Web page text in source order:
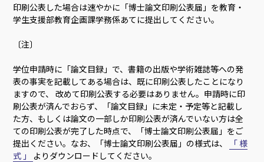
印刷公表した場合は速やかに「博士論文印刷公表届」を教育・
学生支援部教育企画課学務係あてに提出してください。
〔注〕
学位申請時に「論文目録」で、書籍の出版や学術雑誌等への発
表の事実を記載してある場合は、既に印刷公表したことになり
ますので、 改めて印刷公表する必要はありません。申請時に印
刷公表が済んでおらず、「論文目録」に未定・予定等と記載し
た方、もしくは論文の一部しか印刷公表が済んでいない方は全
ての印刷公表が完了した時点で、「博士論文印刷公表届」をご
提出ください。なお、「博士論文印刷公表届」の様式は、
「 様
式 」 よりダウンロードしてください。